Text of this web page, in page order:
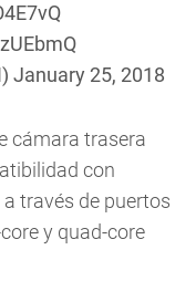
January 25, 2018
cámara trasera
con
través de puertos
y quad-core